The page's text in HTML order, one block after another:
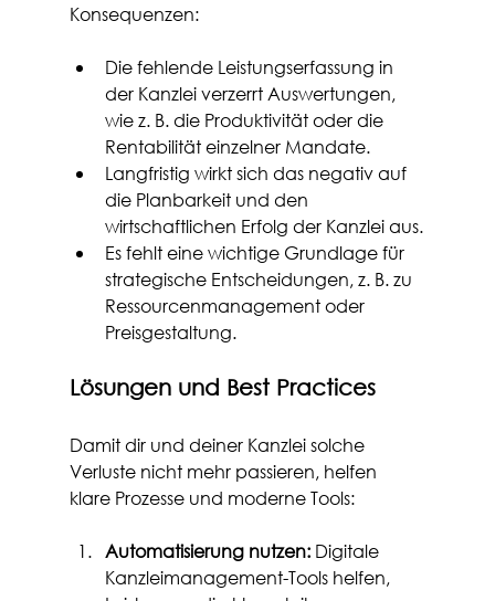
Konsequenzen:
Die fehlende Leistungserfassung in
der Kanzlei verzerrt Auswertungen,
wie z. B. die Produktivität oder die
Rentabilität einzelner Mandate.
Langfristig wirkt sich das negativ auf
die Planbarkeit und den
wirtschaftlichen Erfolg der Kanzlei aus.
Es fehlt eine wichtige Grundlage für
strategische Entscheidungen, z. B. zu
Ressourcenmanagement oder
Preisgestaltung.
Lösungen und Best Practices
Damit dir und deiner Kanzlei solche
Verluste nicht mehr passieren, helfen
klare Prozesse und moderne Tools:
Automatisierung nutzen: Digitale
Kanzleimanagement-Tools helfen,